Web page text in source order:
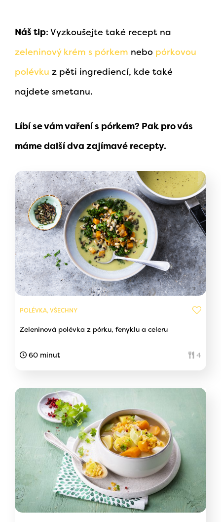
Náš tip: Vyzkoušejte také recept na
zeleninový krém s pórkem nebo pórkovou
polévku z pěti ingrediencí, kde také
najdete smetanu.
Líbí se vám vaření s pórkem? Pak pro vás
máme další dva zajímavé recepty.
POLÉVKA, VŠECHNY
Zeleninová polévka z pórku, fenyklu a celeru
60 minut 4